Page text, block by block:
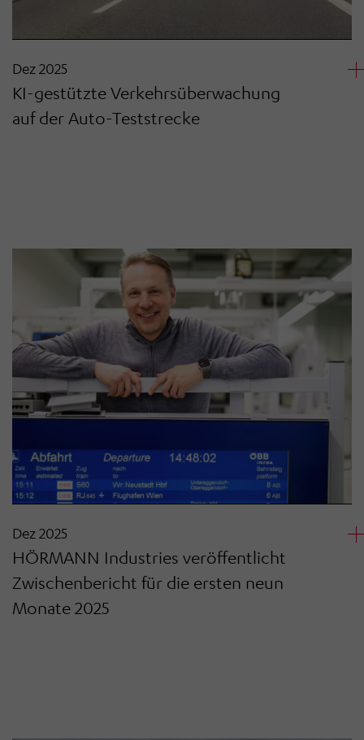
Dez 2025
KI-gestützte Verkehrsüberwachung
auf der Auto-Teststrecke
Dez 2025
HÖRMANN Industries veröffentlicht
Zwischenbericht für die ersten neun
Monate 2025